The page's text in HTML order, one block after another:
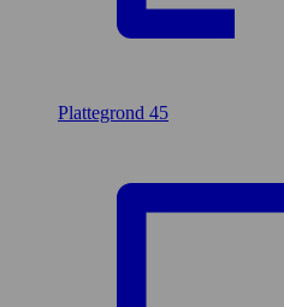
Plattegrond 45